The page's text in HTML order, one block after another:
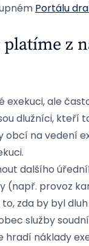
Portálu
z
ale
dlužníci, kteří
na vedení
dalšího
(např. provoz
zda by byl
služby
náklady